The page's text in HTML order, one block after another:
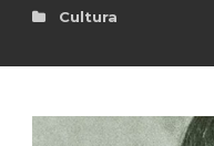
Cultura